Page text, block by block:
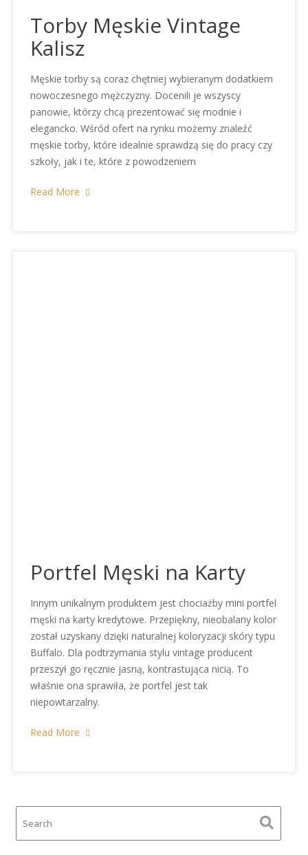
Torby Męskie Vintage
Kalisz
Męskie torby są coraz chętniej wybieranym dodatkiem
nowoczesnego mężczyzny. Docenili je wszyscy
panowie, którzy chcą prezentować się modnie i
elegancko. Wśród ofert na rynku możemy znaleźć
męskie torby, które idealnie sprawdzą się do pracy czy
szkoły, jak i te, które z powodzeniem
Read More
Portfel Męski na Karty
Innym unikalnym produktem jest chociażby mini portfel
męski na karty kredytowe. Przepiękny, nieobalany kolor
został uzyskany dzięki naturalnej koloryzacji skóry typu
Buffalo. Dla podtrzymania stylu vintage producent
przeszył go ręcznie jasną, kontrastująca nicią. To
właśnie ona sprawiła, że portfel jest tak
niepowtarzalny.
Read More